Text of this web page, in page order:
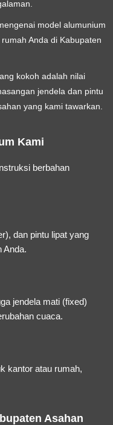
model alumunium
Anda di Kabupaten
kokoh adalah nilai
jendela dan pintu
yang kami tawarkan.
Kami
berbahan
dan pintu lipat yang
Anda.
jendela mati (fixed)
cuaca.
kantor atau rumah,
Asahan